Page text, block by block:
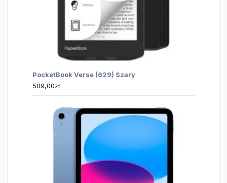
PocketBook Verse (629) Szary
509,00zł